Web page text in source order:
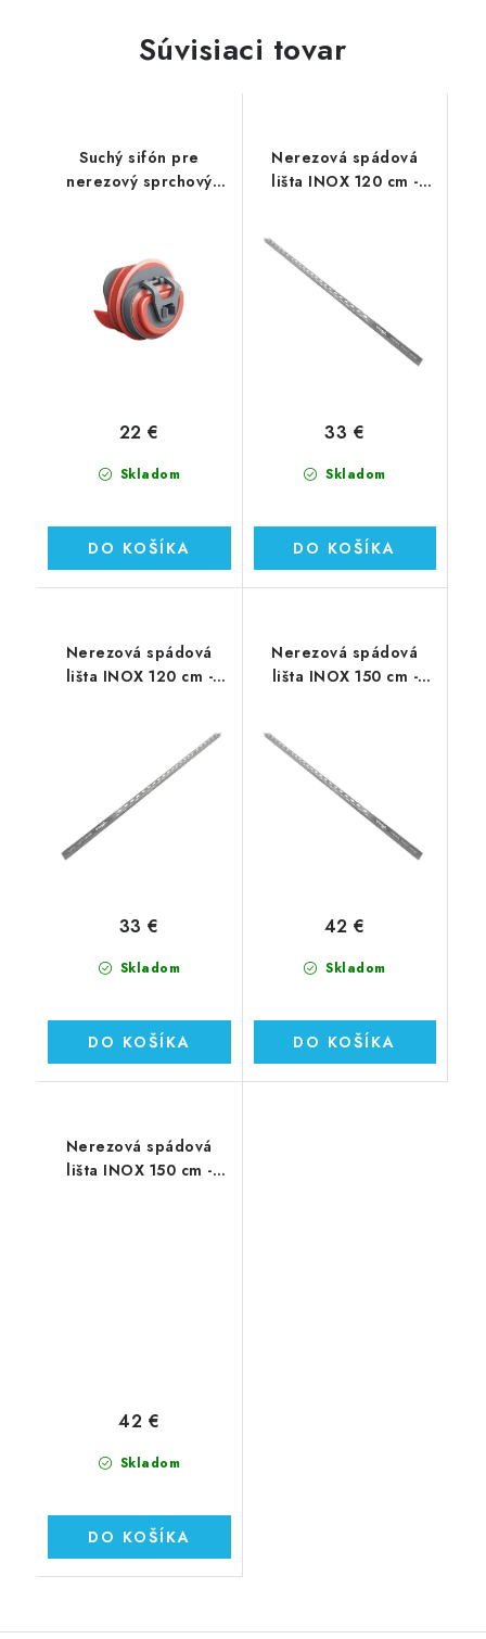
Súvisiaci tovar
Suchý sifón pre
nerezový sprchový
Skladom
22 €
DO KOŠÍKA
Nerezová spádová
lišta INOX 120 cm -
Skladom
33 €
DO KOŠÍKA
Nerezová spádová
lišta INOX 120 cm -
Skladom
33 €
DO KOŠÍKA
Nerezová spádová
lišta INOX 150 cm -
Skladom
42 €
DO KOŠÍKA
Nerezová spádová
lišta INOX 150 cm -
Skladom
42 €
DO KOŠÍKA